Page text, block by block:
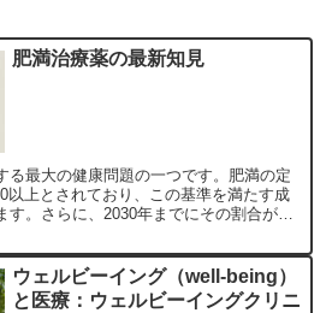
肥満治療薬の最新知見
る最大の健康問題の一つです。肥満の定
以上とされており、この基準を満たす成
す。さらに、2030年までにその割合が
ウェルビーイング（well-being）
と医療：ウェルビーイングクリニ